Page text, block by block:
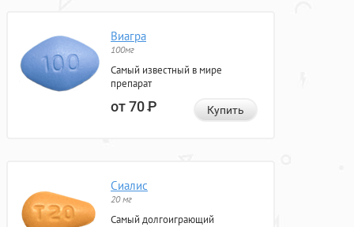
Виагра
100мг
Самый известный в мире
препарат
от 70Р Купить
Сиалис
20 мг
Самый долгоиграющий